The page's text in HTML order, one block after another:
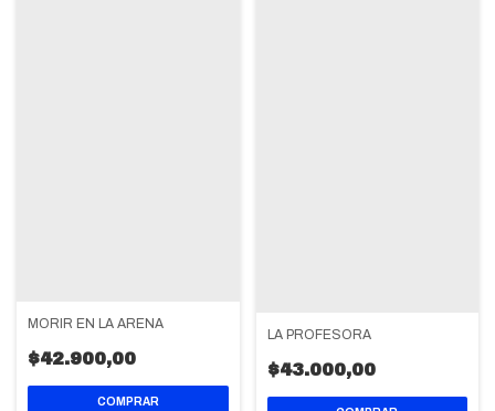
MORIR EN LA ARENA
$42.900,00
LA PROFESORA
$43.000,00